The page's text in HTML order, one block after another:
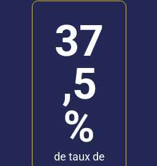
37
,5
%
de taux de